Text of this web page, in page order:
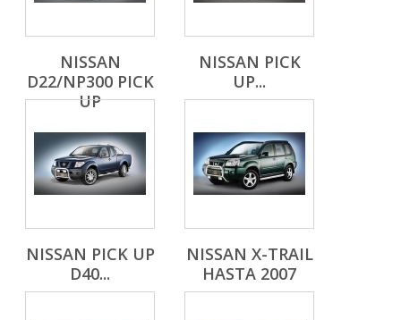
NISSAN
D22/NP300 PICK
UP
NISSAN PICK
UP...
NISSAN PICK UP
D40...
NISSAN X-TRAIL
HASTA 2007